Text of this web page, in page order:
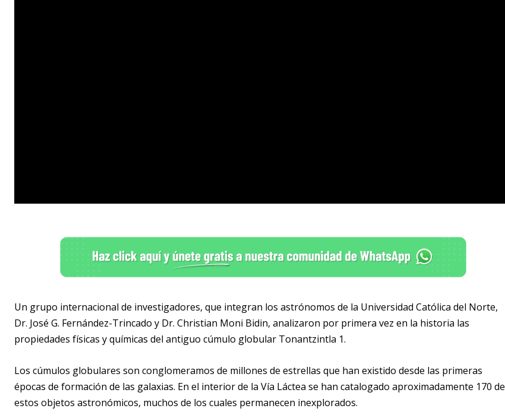
Un grupo internacional de investigadores, que integran los astrónomos de la Universidad Católica del Norte,
Dr. José G. Fernández-Trincado y Dr. Christian Moni Bidin, analizaron por primera vez en la historia las
propiedades físicas y químicas del antiguo cúmulo globular Tonantzintla 1.
Los cúmulos globulares son conglomeramos de millones de estrellas que han existido desde las primeras
épocas de formación de las galaxias. En el interior de la Vía Láctea se han catalogado aproximadamente 170 de
estos objetos astronómicos, muchos de los cuales permanecen inexplorados.